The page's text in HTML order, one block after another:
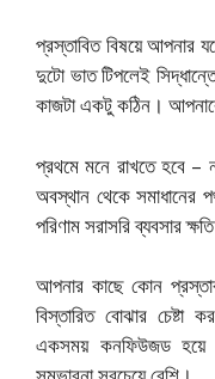
প্রস্তাবিত বিষয়ে আপনার
দুটো ভাত টিপলেই
কাজটা একটু কঠিন।
প্রথমে মনে রাখতে হবে –
অবস্থান থেকে সমাধানের
পরিণাম সরাসরি ব্যবসার
আপনার কাছে কোন
বিস্তারিত বোঝার চেষ্টা
একসময় কনফিউজড হয়ে